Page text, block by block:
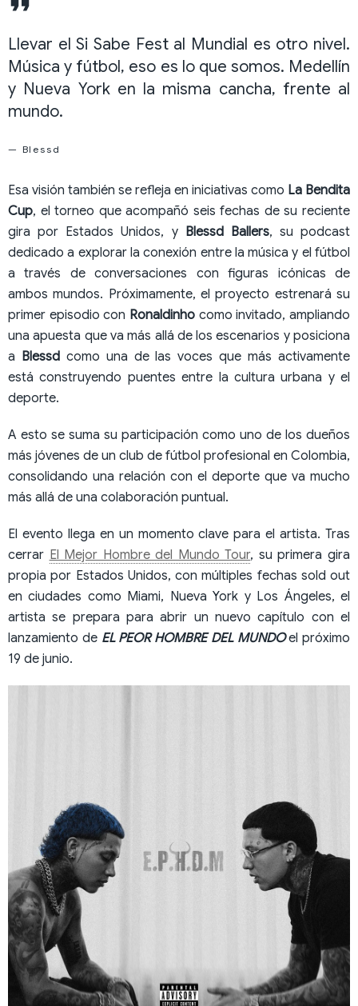
Llevar el Si Sabe Fest al Mundial es otro nivel.
Música y fútbol, eso es lo que somos. Medellín
y Nueva York en la misma cancha, frente al
mundo.
— Blessd
Esa visión también se refleja en iniciativas como La Bendita
Cup, el torneo que acompañó seis fechas de su reciente
gira por Estados Unidos, y Blessd Ballers, su podcast
dedicado a explorar la conexión entre la música y el fútbol
a través de conversaciones con figuras icónicas de
ambos mundos. Próximamente, el proyecto estrenará su
primer episodio con Ronaldinho como invitado, ampliando
una apuesta que va más allá de los escenarios y posiciona
a Blessdcomo una de las voces que más activamente
está construyendo puentes entre la cultura urbana y el
deporte.
A esto se suma su participación como uno de los dueños
más jóvenes de un club de fútbol profesional en Colombia,
consolidando una relación con el deporte que va mucho
más allá de una colaboración puntual.
El evento llega en un momento clave para el artista. Tras
cerrar El Mejor Hombre del Mundo Tour, su primera gira
propia por Estados Unidos, con múltiples fechas sold out
en ciudades como Miami, Nueva York y Los Ángeles, el
artista se prepara para abrir un nuevo capítulo con el
lanzamiento de EL PEOR HOMBRE DEL MUNDOel próximo
19 de junio.